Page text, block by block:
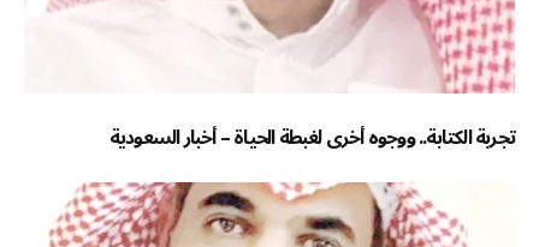
تجربة الكتابة.. ووجوه أخرى لغبطة الحياة – أخبار السعودية